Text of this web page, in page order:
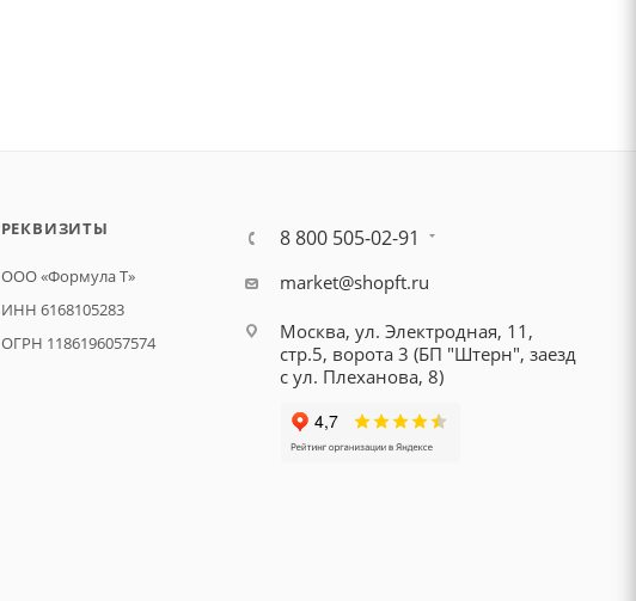
РЕКВИЗИТЫ
ООО «Формула Т»
ИНН 6168105283
ОГРН 1186196057574
8 800 505-02-91
market@shopft.ru
Москва, ул. Электродная, 11,
стр.5, ворота 3 (БП "Штерн", заезд
с ул. Плеханова, 8)